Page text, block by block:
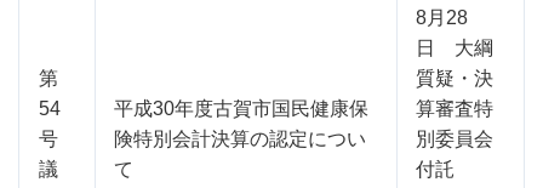
第
54
号
議
平成30年度古賀市国民健康保
険特別会計決算の認定につい
て
8月28
日 大綱
質疑・決
算審査特
別委員会
付託